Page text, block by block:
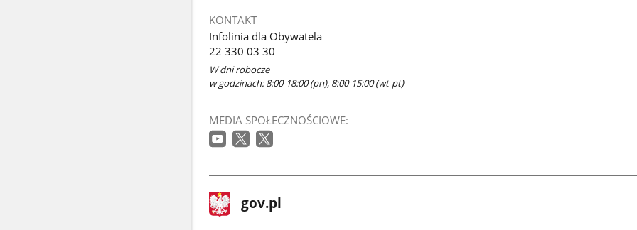
KONTAKT
Infolinia dla Obywatela
22 330 03 30
W dni robocze
w godzinach: 8:00-18:00 (pn), 8:00-15:00 (wt-pt)
MEDIA SPOŁECZNOŚCIOWE:
stopka
gov.pl Strona
gov.pl